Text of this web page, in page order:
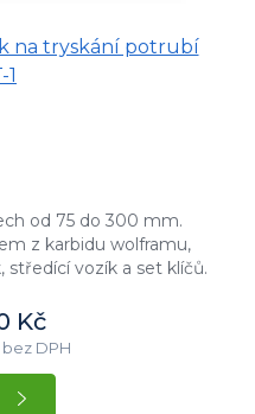
na tryskání potrubí
1
od 75 do 300 mm.
z karbidu wolframu,
středící vozík a set klíčů.
Kč
bez DPH